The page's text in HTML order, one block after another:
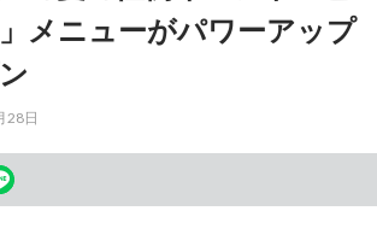
メニューがパワーアップ
28日